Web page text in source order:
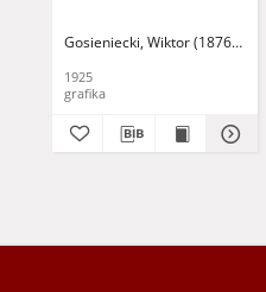
Gosieniecki, Wiktor (1876-1956)
1925
grafika